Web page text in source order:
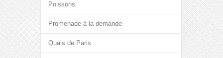
Poissons
Promenade à la demande
Quais de Paris